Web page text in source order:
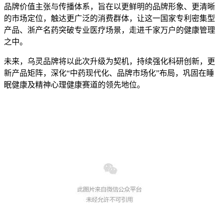
品牌价值主张与传播体系，旨在以更鲜明的品牌形象、更清晰
的市场定位，触达更广泛的消费群体，让这一国家专利密集型
产品、浙产名药突破专业医疗场景，走进千家万户的健康管理
之中。
未来，乌灵品牌将以此次升级为契机，持续强化科研创新，更
新产品矩阵，深化“中药现代化、品牌市场化”布局，巩固在睡
眠健康及精神心理健康赛道的领先地位。